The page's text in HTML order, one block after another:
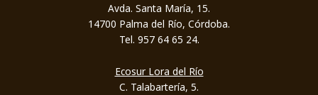
Avda. Santa María, 15.
14700 Palma del Río, Córdoba.
Tel. 957 64 65 24.
Ecosur Lora del Río
C. Talabartería, 5.